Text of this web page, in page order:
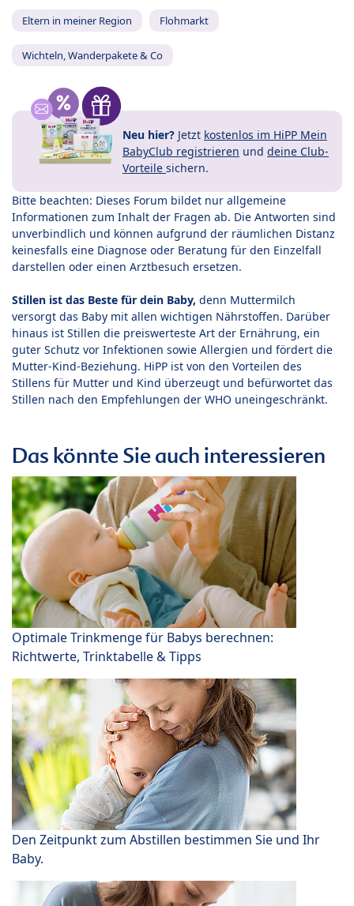
Eltern in meiner Region Flohmarkt
Wichteln, Wanderpakete & Co
Neu hier? Jetzt kostenlos im HiPP Mein
BabyClub registrieren und deine Club-
Vorteile sichern.
Bitte beachten: Dieses Forum bildet nur allgemeine
Informationen zum Inhalt der Fragen ab. Die Antworten sind
unverbindlich und können aufgrund der räumlichen Distanz
keinesfalls eine Diagnose oder Beratung für den Einzelfall
darstellen oder einen Arztbesuch ersetzen.
Stillen ist das Beste für dein Baby, denn Muttermilch
versorgt das Baby mit allen wichtigen Nährstoffen. Darüber
hinaus ist Stillen die preiswerteste Art der Ernährung, ein
guter Schutz vor Infektionen sowie Allergien und fördert die
Mutter-Kind-Beziehung. HiPP ist von den Vorteilen des
Stillens für Mutter und Kind überzeugt und befürwortet das
Stillen nach den Empfehlungen der WHO uneingeschränkt.
Das könnte Sie auch interessieren
Optimale Trinkmenge für Babys berechnen:
Richtwerte, Trinktabelle & Tipps
Den Zeitpunkt zum Abstillen bestimmen Sie und Ihr
Baby.